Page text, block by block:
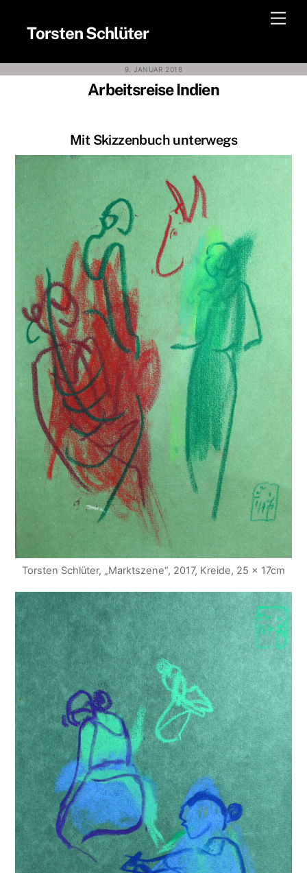
contentTorsten Schlüter
9. JANUAR 2018
Arbeitsreise Indien
Mit Skizzenbuch unterwegs
Torsten Schlüter, „Marktszene“, 2017, Kreide, 25 x 17cm